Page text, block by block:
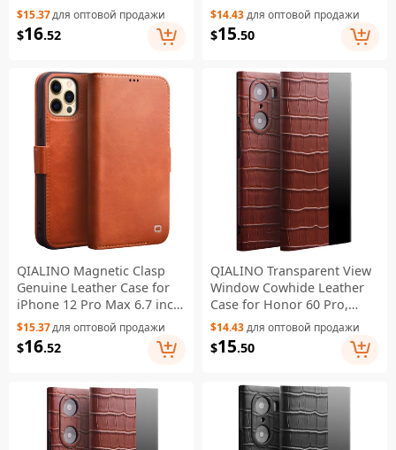
Wallet Phone Case Stand
Cover - Brown
$15.37для оптовой продажи
$16.52
nova 9, Crocodile Texture
View Window Protective
Cover - Black
$14.43для оптовой продажи
$15.50
QIALINO Magnetic Clasp
Genuine Leather Case for
iPhone 12 Pro Max 6.7 inch,
Wallet Viewing Stand
Phone Shell - Brown
$15.37для оптовой продажи
$16.52
QIALINO Transparent View
Window Cowhide Leather
Case for Honor 60 Pro,
Crocodile Texture Phone
Cover - Brown
$14.43для оптовой продажи
$15.50